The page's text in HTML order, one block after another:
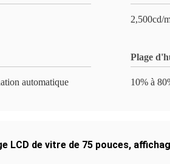
2,500cd/
automatique
Plage
10% à
LCD de vitre de 75 pouces,